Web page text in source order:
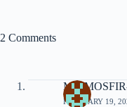
2 Comments
FEBRUARY 19,